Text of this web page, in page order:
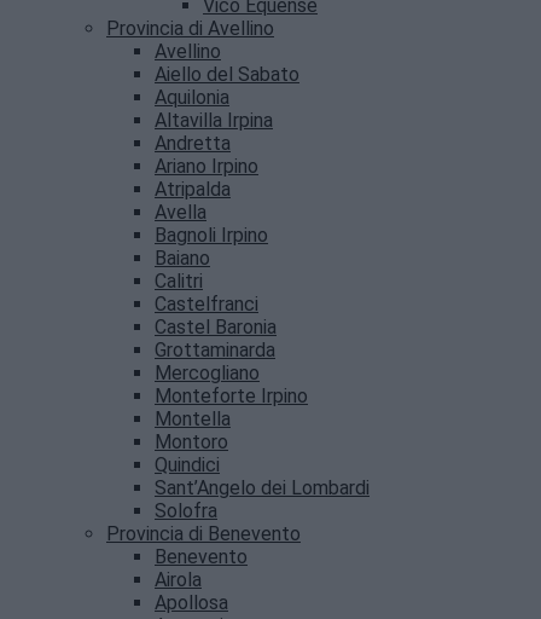
Vico Equense
Provincia di Avellino
Avellino
Aiello del Sabato
Aquilonia
Altavilla Irpina
Andretta
Ariano Irpino
Atripalda
Avella
Bagnoli Irpino
Baiano
Calitri
Castelfranci
Castel Baronia
Grottaminarda
Mercogliano
Monteforte Irpino
Montella
Montoro
Quindici
Sant’Angelo dei Lombardi
Solofra
Provincia di Benevento
Benevento
Airola
Apollosa